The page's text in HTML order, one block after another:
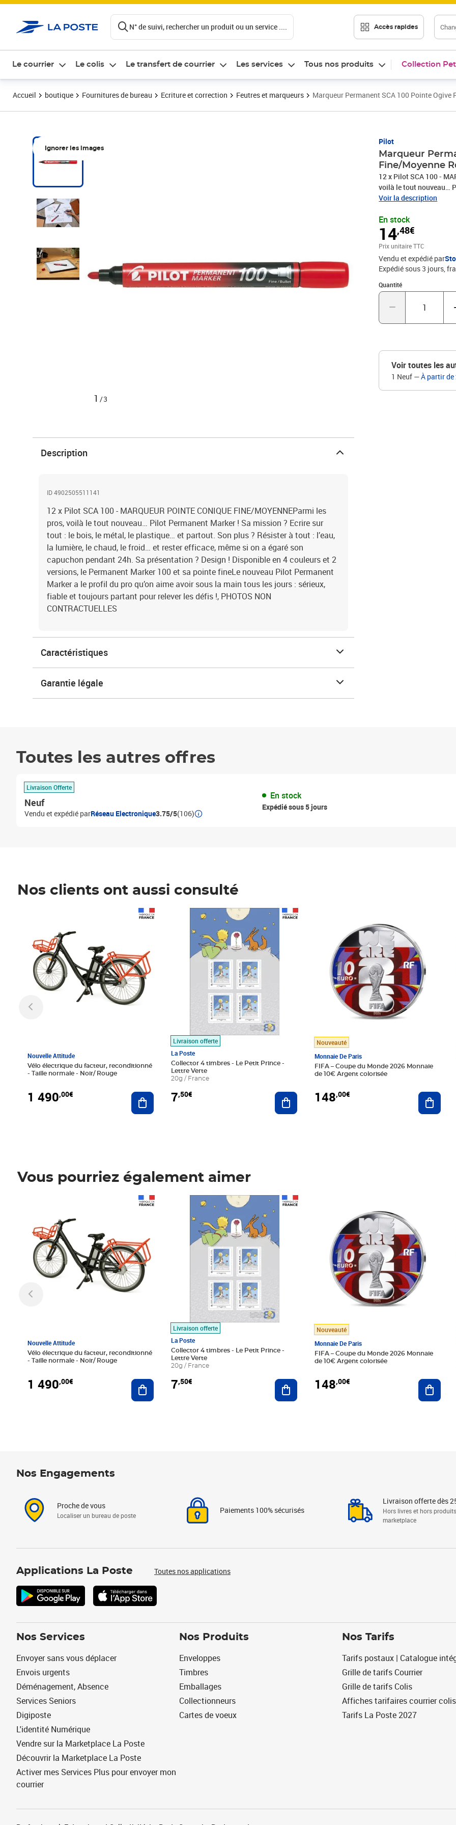
N° de suivi, rechercher un produit ou un service .... Accès rapides
Le courrier Le colis Le transfert de courrier Les services Tous nos produits Collection
Accueil boutique Fournitures de bureau Ecriture et correction Feutres et marqueurs Marqueur Permanent SCA 100 Pointe Ogive
Ignorer les images
1 /3
Pilot
Marqueur
Fine/Moyenne
12 x Pilot SCA 100 -
voilà le tout nouveau…
le métal, le plastique…
présentation ? Design !
100 et sa pointe fineLe
avoir sous la main
défis !, PHOTOS NON
Voir la description
En stock
14,48€
Prix 14,48€
Prix unitaire TTC
Vendu et expédié par
Expédié sous 3 jours,
Quantité
Quantité : 1
Voir toutes les
1 Neuf —À partir de
Description
ID 4902505511141
12 x Pilot SCA 100 - MARQUEUR POINTE CONIQUE FINE/MOYENNEParmi les
pros, voilà le tout nouveau… Pilot Permanent Marker ! Sa mission ? Ecrire sur
tout : le bois, le métal, le plastique… et partout. Son plus ? Résister à tout : l’eau,
la lumière, le chaud, le froid… et rester efficace, même si on a égaré son
capuchon pendant 24h. Sa présentation ? Design ! Disponible en 4 couleurs et 2
versions, le Permanent Marker 100 et sa pointe fineLe nouveau Pilot Permanent
Marker a le profil du pro qu’on aime avoir sous la main tous les jours : sérieux,
fiable et toujours partant pour relever les défis !, PHOTOS NON
CONTRACTUELLES
Caractéristiques
Garantie légale
Toutes les autres offres
Livraison Offerte
Neuf
Vendu et expédié parRéseau Electronique3.75/5(106)
En stock
Expédié sous 5 jours
Nos clients ont aussi consulté
Nouvelle Attitude
Vélo électrique du facteur, reconditionné
- Taille normale - Noir/ Rouge
1 490,00€ Ajouter au panier
Livraison offerte
La Poste
Collector 4 timbres - Le Petit Prince -
Lettre Verte
20g / France
7,50€
Prix 7,50€
Ajouter au panier
Nouveauté
Monnaie De Paris
FIFA – Coupe du Monde 2026 Monnaie
de 10€ Argent colorisée
148,00€
Vous pourriez également aimer
Nouvelle Attitude
Vélo électrique du facteur, reconditionné
- Taille normale - Noir/ Rouge
1 490,00€ Ajouter au panier
Livraison offerte
La Poste
Collector 4 timbres - Le Petit Prince -
Lettre Verte
20g / France
7,50€
Prix 7,50€
Ajouter au panier
Nouveauté
Monnaie De Paris
FIFA – Coupe du Monde 2026 Monnaie
de 10€ Argent colorisée
148,00€
Nos Engagements
Proche de vous
Localiser un bureau de poste
Paiements 100% sécurisés
Livraison offerte dès
Hors livres et hors produits
marketplace
Applications La Poste Toutes nos applications
Nos Services
Envoyer sans vous déplacer
Envois urgents
Déménagement, Absence
Services Seniors
Digiposte
L'identité Numérique
Vendre sur la Marketplace La Poste
Découvrir la Marketplace La Poste
Activer mes Services Plus pour envoyer mon
courrier
Nos Produits
Enveloppes
Timbres
Emballages
Collectionneurs
Cartes de voeux
Nos Tarifs
Tarifs postaux | Catalogue
Grille de tarifs Courrier
Grille de tarifs Colis
Affiches tarifaires courrier colis
Tarifs La Poste 2027